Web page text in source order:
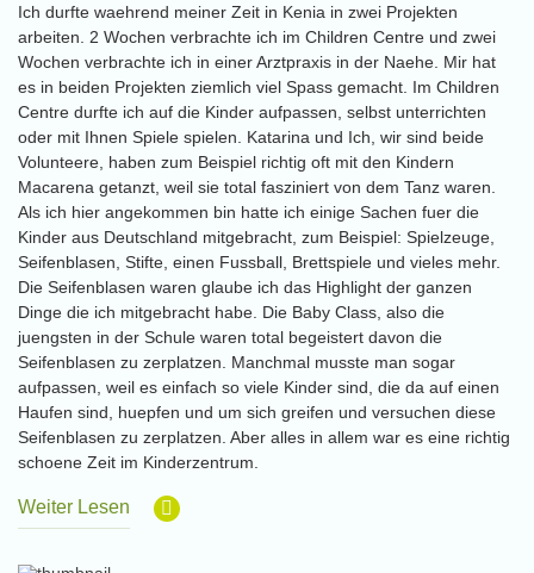
Ich durfte waehrend meiner Zeit in Kenia in zwei Projekten
arbeiten. 2 Wochen verbrachte ich im Children Centre und zwei
Wochen verbrachte ich in einer Arztpraxis in der Naehe. Mir hat
es in beiden Projekten ziemlich viel Spass gemacht. Im Children
Centre durfte ich auf die Kinder aufpassen, selbst unterrichten
oder mit Ihnen Spiele spielen. Katarina und Ich, wir sind beide
Volunteere, haben zum Beispiel richtig oft mit den Kindern
Macarena getanzt, weil sie total fasziniert von dem Tanz waren.
Als ich hier angekommen bin hatte ich einige Sachen fuer die
Kinder aus Deutschland mitgebracht, zum Beispiel: Spielzeuge,
Seifenblasen, Stifte, einen Fussball, Brettspiele und vieles mehr.
Die Seifenblasen waren glaube ich das Highlight der ganzen
Dinge die ich mitgebracht habe. Die Baby Class, also die
juengsten in der Schule waren total begeistert davon die
Seifenblasen zu zerplatzen. Manchmal musste man sogar
aufpassen, weil es einfach so viele Kinder sind, die da auf einen
Haufen sind, huepfen und um sich greifen und versuchen diese
Seifenblasen zu zerplatzen. Aber alles in allem war es eine richtig
schoene Zeit im Kinderzentrum.
Weiter Lesen